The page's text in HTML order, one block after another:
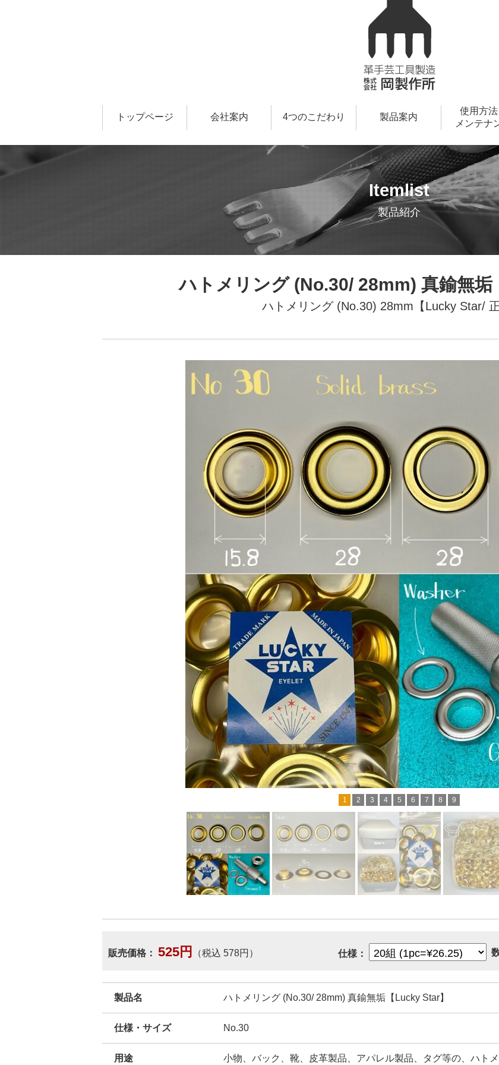
トップページ 会社案内 4つのこだわり 製品案内
使用方法
メンテナ
Itemlist
製品紹介
ハトメリング (No.30/ 28mm) 真鍮無垢
ハトメリング (No.30) 28mm【Lucky Star/ 正
1 2 3 4 5 6 7 8 9
販売価格： 525円 （税込 578円） 仕様：
製品名 ハトメリング (No.30/ 28mm) 真鍮無垢【Lucky Star】
仕様・サイズ No.30
用途
小物、バック、靴、皮革製品、アパレル製品、タグ等の、ハト